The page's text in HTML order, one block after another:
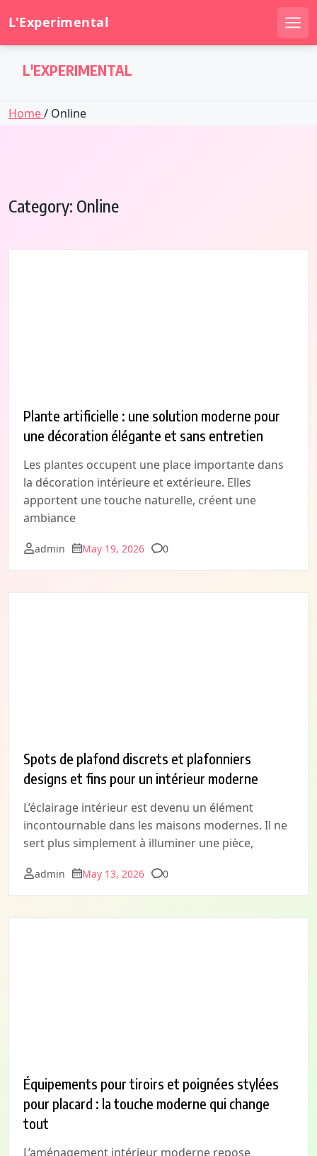
L'Experimental
L'EXPERIMENTAL
Home/ Online
Category: Online
Plante artificielle : une solution moderne pour
une décoration élégante et sans entretien
Les plantes occupent une place importante dans
la décoration intérieure et extérieure. Elles
apportent une touche naturelle, créent une
ambiance
admin May 19, 2026 Comments
0
Spots de plafond discrets et plafonniers
designs et fins pour un intérieur moderne
L’éclairage intérieur est devenu un élément
incontournable dans les maisons modernes. Il ne
sert plus simplement à illuminer une pièce,
admin May 13, 2026 Comments
0
Équipements pour tiroirs et poignées stylées
pour placard : la touche moderne qui change
tout
L’aménagement intérieur moderne repose